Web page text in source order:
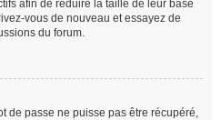
afin de réduire la taille de leur base
vous de nouveau et essayez de
du forum.
de passe ne puisse pas être récupéré,